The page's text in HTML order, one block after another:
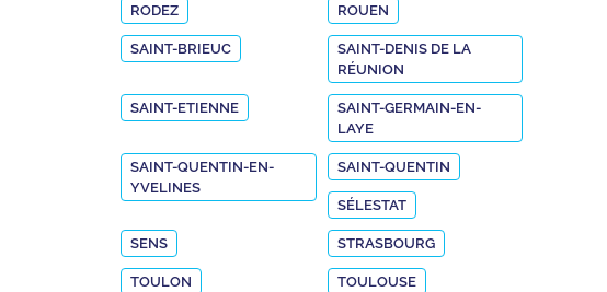
RODEZ ROUEN
SAINT-BRIEUC
SAINT-DENIS DE LA
RÉUNION
SAINT-ETIENNE
SAINT-GERMAIN-EN-
LAYE
SAINT-QUENTIN-EN-
YVELINES
SAINT-QUENTIN
SÉLESTAT
SENS STRASBOURG
TOULON TOULOUSE